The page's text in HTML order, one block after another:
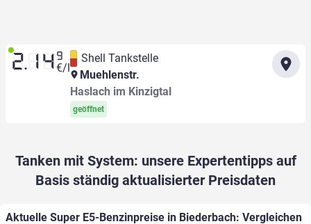
2.14 9
€/l
Shell Tankstelle
Muehlenstr.
Haslach im Kinzigtal
geöffnet
Tanken mit System: unsere Expertentipps auf
Basis ständig aktualisierter Preisdaten
Aktuelle Super E5-Benzinpreise in Biederbach: Vergleichen